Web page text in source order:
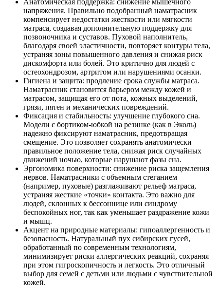
напряжения. Правильно подобранный наматрасник
компенсирует недостатки жесткости или мягкости
матраса, создавая дополнительную поддержку для
позвоночника и суставов. Пуховой наполнитель,
благодаря своей эластичности, повторяет контуры тела,
устраняя зоны повышенного давления и снижая риск
дискомфорта или болей. Это критично для людей с
остеохондрозом, артритом или нарушениями осанки.
Гигиена и защита: продление срока службы матраса.
Наматрасник становится барьером между кожей и
матрасом, защищая его от пота, кожных выделений,
грязи, пятен и механических повреждений.
Фиксация и стабильность: улучшение глубокого сна.
Модели с бортиком-юбкой на резинке (как в Эколь)
надежно фиксируют наматрасник, предотвращая
смещение. Это позволяет сохранять анатомически
правильное положение тела, снижая риск случайных
движений ночью, которые нарушают фазы сна.
Эргономика поверхности: снижение риска защемления
нервов. Наматрасники с объемным стеганием
(например, пуховые) разглаживают рельеф матраса,
устраняя жесткие «точки» контакта. Это важно для
людей, склонных к бессоннице или синдрому
беспокойных ног, так как уменьшает раздражение кожи
и мышц.
Акцент на природные материалы: гипоаллергенность и
безопасность. Натуральный пух сибирских гусей,
обработанный по современным технологиям,
минимизирует риски аллергических реакций, сохраняя
при этом гигроскопичность и легкость. Это отличный
выбор для семей с детьми или людьми с чувствительной
кожей.